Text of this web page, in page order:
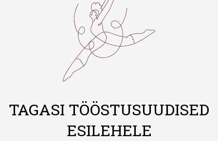
TAGASI TÖÖSTUSUUDISED
ESILEHELE